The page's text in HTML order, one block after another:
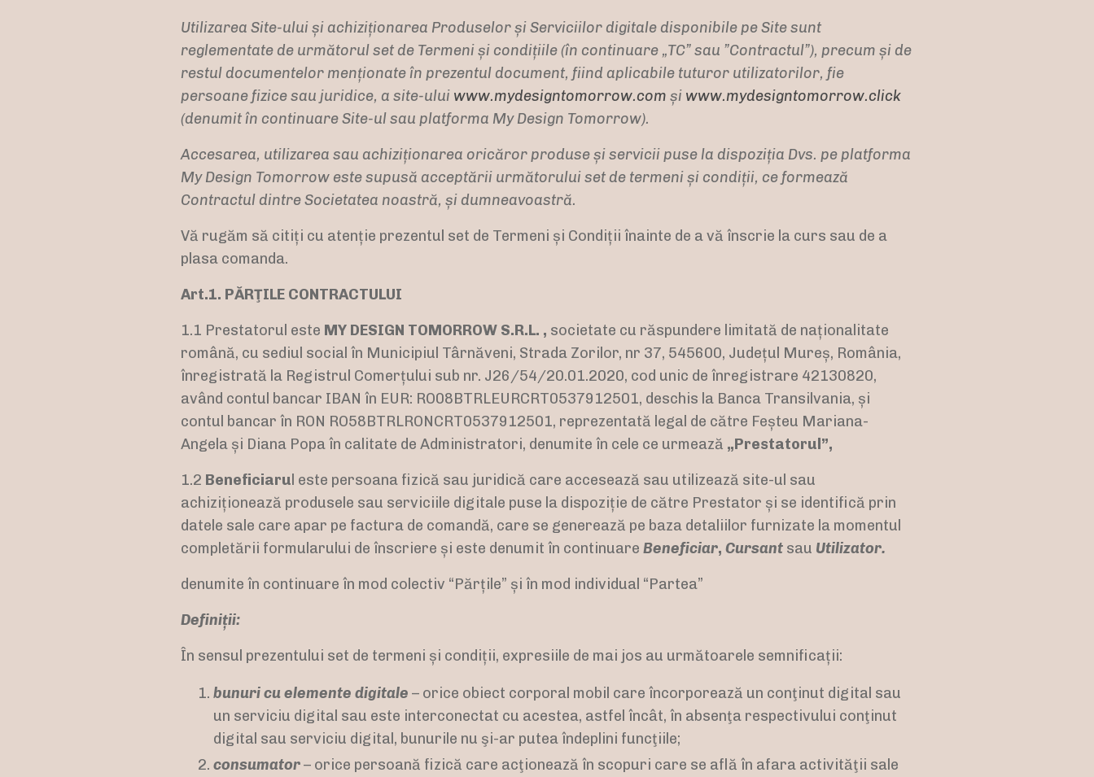
Utilizarea Site-ului și achiziționarea Produselor și Serviciilor digitale disponibile pe Site sunt
reglementate de următorul set de Termeni și condițiile (în continuare „TC” sau ”Contractul”), precum și de
restul documentelor menționate în prezentul document, fiind aplicabile tuturor utilizatorilor, fie
persoane fizice sau juridice, a site-ului www.mydesigntomorrow.com și www.mydesigntomorrow.click
(denumit în continuare Site-ul sau platforma My Design Tomorrow).
Accesarea, utilizarea sau achiziționarea oricăror produse și servicii puse la dispoziția Dvs. pe platforma
My Design Tomorrow este supusă acceptării următorului set de termeni și condiții, ce formează
Contractul dintre Societatea noastră, și dumneavoastră.
Vă rugăm să citiți cu atenție prezentul set de Termeni și Condiții înainte de a vă înscrie la curs sau de a
plasa comanda.
Art.1. PĂRŢILE CONTRACTULUI
1.1 Prestatorul este MY DESIGN TOMORROW S.R.L. , societate cu răspundere limitată de naționalitate
română, cu sediul social în Municipiul Târnăveni, Strada Zorilor, nr 37, 545600, Județul Mureș, România,
înregistrată la Registrul Comerțului sub nr. J26/54/20.01.2020, cod unic de înregistrare 42130820,
având contul bancar IBAN în EUR: RO08BTRLEURCRT0537912501, deschis la Banca Transilvania, și
contul bancar în RON RO58BTRLRONCRT0537912501, reprezentată legal de către Feșteu Mariana-
Angela și Diana Popa în calitate de Administratori, denumite în cele ce urmează „Prestatorul”,
1.2 Beneficiaru l este persoana fizică sau juridică care accesează sau utilizează site-ul sau
achiziționează produsele sau serviciile digitale puse la dispoziție de către Prestator și se identifică prin
datele sale care apar pe factura de comandă, care se generează pe baza detaliilor furnizate la momentul
completării formularului de înscriere și este denumit în continuare Beneficiar, Cursant sau Utilizator.
denumite în continuare în mod colectiv “Părțile” și în mod individual “Partea”
Definiții:
În sensul prezentului set de termeni și condiții, expresiile de mai jos au următoarele semnificații:
bunuri cu elemente digitale – orice obiect corporal mobil care încorporează un conţinut digital sau
un serviciu digital sau este interconectat cu acestea, astfel încât, în absenţa respectivului conţinut
digital sau serviciu digital, bunurile nu şi-ar putea îndeplini funcţiile;
consumator– orice persoană fizică care acţionează în scopuri care se află în afara activităţii sale